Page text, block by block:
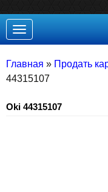
Toggle
navigation
Главная » Продать
44315107
Oki 44315107